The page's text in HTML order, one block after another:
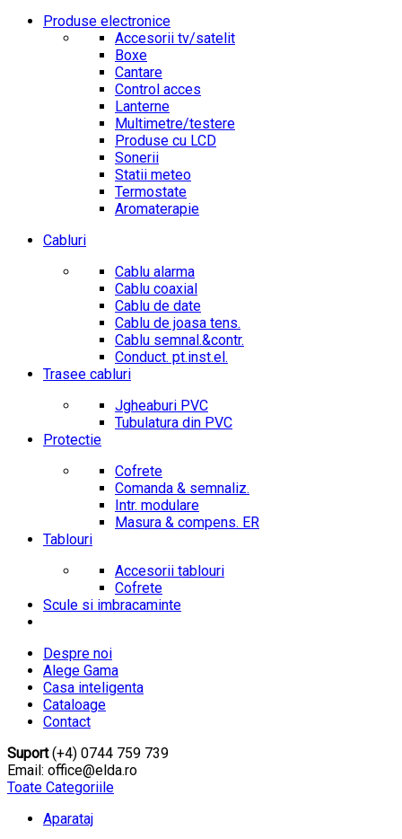
Produse electronice
Accesorii tv/satelit
Boxe
Cantare
Control acces
Lanterne
Multimetre/testere
Produse cu LCD
Sonerii
Statii meteo
Termostate
Aromaterapie
Cabluri
Cablu alarma
Cablu coaxial
Cablu de date
Cablu de joasa tens.
Cablu semnal.&contr.
Conduct. pt.inst.el.
Trasee cabluri
Jgheaburi PVC
Tubulatura din PVC
Protectie
Cofrete
Comanda & semnaliz.
Intr. modulare
Masura & compens. ER
Tablouri
Accesorii tablouri
Cofrete
Scule si imbracaminte
Despre noi
Alege Gama
Casa inteligenta
Cataloage
Contact
Suport(+4) 0744 759 739
Email: office@elda.ro
Toate Categoriile
Aparataj